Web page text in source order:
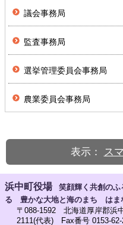
議会事務局
監査事務局
選挙管理委員会事務局
農業委員会事務局
表示： ス
浜中町役場
笑顔輝く共創の
る 豊かな大地と海のまち はま
〒088-1592 北海道厚岸郡浜
2111(代表) Fax番号 0153-62-